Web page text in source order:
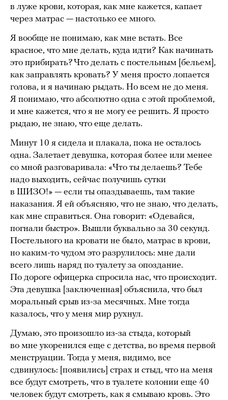
в луже крови, которая, как мне кажется, капает
через матрас — настолько ее много.
Я вообще не понимаю, как мне встать. Все
красное, что мне делать, куда идти? Как начинать
это прибирать? Что делать с постельным [бельем],
как заправлять кровать? У меня просто лопается
голова, и я начинаю рыдать. Но всем не до меня.
Я понимаю, что абсолютно одна с этой проблемой,
и мне кажется, что я не могу ее решить. Я просто
рыдаю, не знаю, что еще делать.
Минут 10 я сидела и плакала, пока не осталось
одна. Залетает девушка, которая более или менее
со мной разговаривала: «Что ты делаешь? Тебе
надо выходить, сейчас получишь сутки
в ШИЗО!» — если ты опаздываешь, там такие
наказания. Я ей объясняю, что не знаю, что делать,
как мне справиться. Она говорит: «Одевайся,
погнали быстро». Вышли буквально за 30 секунд.
Постельного на кровати не было, матрас в крови,
но каким-то чудом это разрулилось: мне дали
всего лишь наряд по туалету за опоздание.
По дороге офицерка спросила нас, что происходит.
Эта девушка [заключенная] объяснила, что был
моральный срыв из-за месячных. Мне тогда
казалось, что у меня мир рухнул.
Думаю, это произошло из-за стыда, который
во мне укоренился еще с детства, во время первой
менструации. Тогда у меня, видимо, все
сдвинулось: [появились] страх и стыд, что на меня
все будут смотреть, что в туалете колонии еще 40
человек будут смотреть, как я смываю кровь. Это